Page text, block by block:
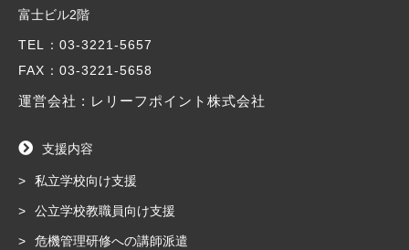
富士ビル2階
TEL ：03-3221-5657
FAX ：03-3221-5658
運営会社 : レリーフポイント株式会社
支援内容
私立学校向け支援
公立学校教職員向け支援
危機管理研修への講師派遣